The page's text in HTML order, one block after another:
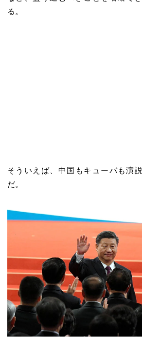
る。
そういえば、中国もキューバも演
だ。